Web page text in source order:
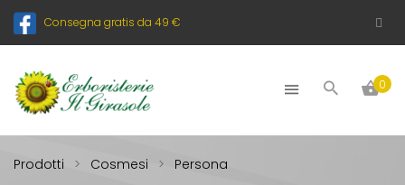
Consegna gratis da 49 €
0
Prodotti Cosmesi Persona